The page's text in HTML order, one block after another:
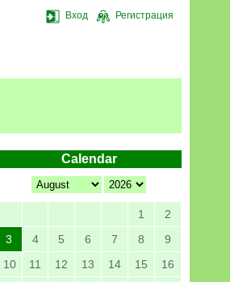
Вход Регистрация
Calendar
1
2
3
4 5 6 7 8
9
10
11 12 13 14 15
16